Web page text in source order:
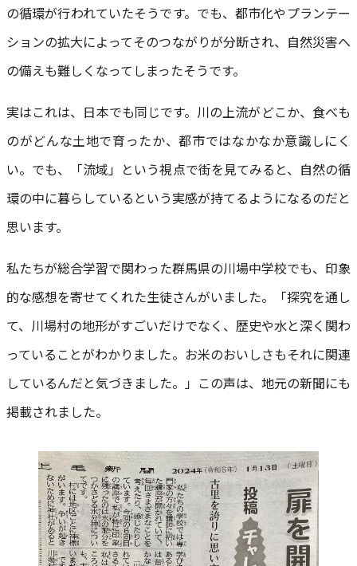
の循環が行われていたそうです。でも、都市化やプランテー
ションの拡大によってそのつながりが分断され、自然災害へ
の備えも難しくなってしまったそうです。
実はこれは、日本でも同じです。川の上流がどこか、食べも
のがどんな土地で育ったか、都市ではなかなか意識しにく
い。でも、「流域」という視点で街を見てみると、自然の循
環の中に暮らしているという実感が持てるようになるのだと
思います。
私たちが総合学習で関わった群馬県の川場中学校でも、印象
的な感想を寄せてくれた生徒さんがいました。「探究を通し
て、川場村の地形がすごいだけでなく、歴史や水と深く関わ
っていることがわかりました。お米のおいしさもそれに関連
しているんだと気づきました。」この声は、地元の新聞にも
掲載されました。